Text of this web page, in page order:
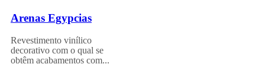
Arenas Egypcias
Revestimento vinílico
decorativo com o qual se
obtêm acabamentos com...